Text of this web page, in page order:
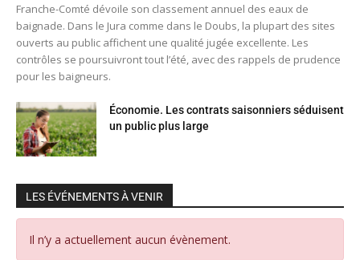
Franche-Comté dévoile son classement annuel des eaux de
baignade. Dans le Jura comme dans le Doubs, la plupart des sites
ouverts au public affichent une qualité jugée excellente. Les
contrôles se poursuivront tout l’été, avec des rappels de prudence
pour les baigneurs.
Économie. Les contrats saisonniers séduisent
un public plus large
LES ÉVÉNEMENTS À VENIR
Il n’y a actuellement aucun évènement.